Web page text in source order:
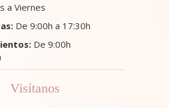
a Viernes
De 9:00h a 17:30h
De 9:00h
Visítanos